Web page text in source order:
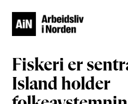
Fiskeri er
Island holder